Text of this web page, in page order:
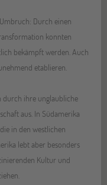
Durch einen
konnten
bekämpft werden. Auch
etablieren.
durch ihre unglaubliche
aus. In Südamerika
in den westlichen
lebt aber besonders
Kultur und